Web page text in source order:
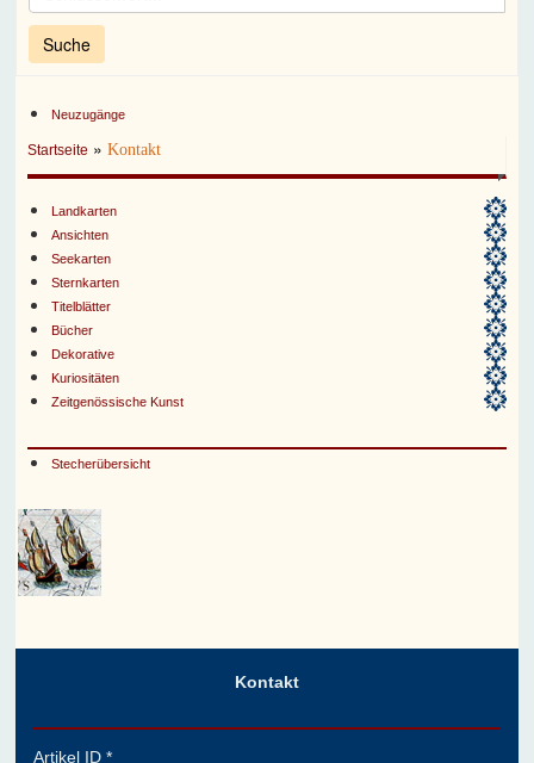
Neuzugänge
Startseite »Kontakt
Landkarten
Ansichten
Seekarten
Sternkarten
Titelblätter
Bücher
Dekorative
Kuriositäten
Zeitgenössische Kunst
Stecherübersicht
Kontakt
Artikel ID *